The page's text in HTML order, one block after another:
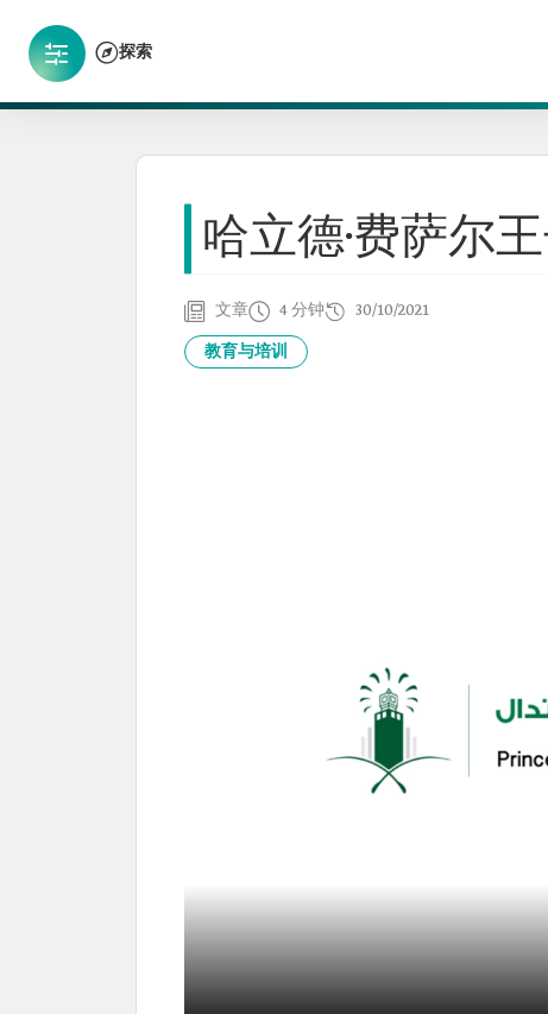
探索
哈立德·费萨尔
文章 4 分钟 30/10/2021
教育与培训